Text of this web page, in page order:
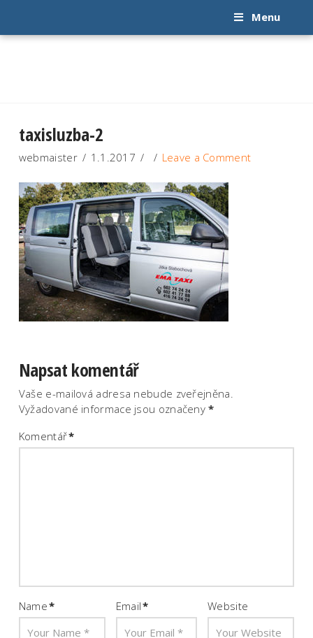
Menu
taxisluzba-2
webmaister 1.1.2017 Leave a Comment
Napsat komentář
Vaše e-mailová adresa nebude zveřejněna.
Vyžadované informace jsou označeny*
Komentář*
Name* Email* Website